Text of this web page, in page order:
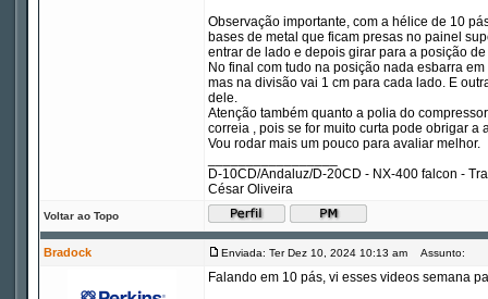
Observação importante, com a hélice de 10
bases de metal que ficam presas no painel
entrar de lado e depois girar para a posição
No final com tudo na posição nada esbarra
mas na divisão vai 1 cm para cada lado. E
dele.
Atenção também quanto a polia do
correia , pois se for muito curta pode obrigar
Vou rodar mais um pouco para avaliar melhor.
D-10CD/Andaluz/D-20CD - NX-400 falcon -
César Oliveira
Voltar ao Topo
Bradock Enviada: Ter Dez 10, 2024 10:13 am Assunto:
Falando em 10 pás, vi esses videos semana